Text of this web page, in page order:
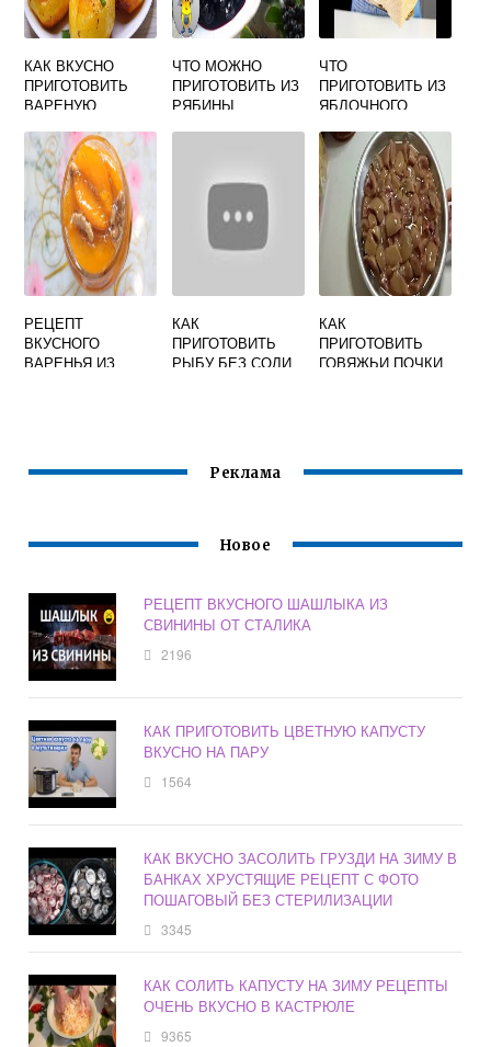
КАК ВКУСНО
ПРИГОТОВИТЬ
ВАРЕНУЮ
ДУХОВКЕ
ЧТО МОЖНО
ПРИГОТОВИТЬ ИЗ
РЯБИНЫ
УСЛОВИЯХ
БЫСТРО И
ВКУСНО
ЧТО
ПРИГОТОВИТЬ ИЗ
ЯБЛОЧНОГО
В ДОМАШНИХ
УСЛОВИЯХ
БЫСТРО И
ВКУСНО
РЕЦЕПТ
ВКУСНОГО
ВАРЕНЬЯ ИЗ
КАК
ПРИГОТОВИТЬ
РЫБУ БЕЗ СОЛИ
КАК
ПРИГОТОВИТЬ
ГОВЯЖЬИ ПОЧКИ
Реклама
Новое
РЕЦЕПТ ВКУСНОГО ШАШЛЫКА ИЗ
СВИНИНЫ ОТ СТАЛИКА
2196
КАК ПРИГОТОВИТЬ ЦВЕТНУЮ КАПУСТУ
ВКУСНО НА ПАРУ
1564
КАК ВКУСНО ЗАСОЛИТЬ ГРУЗДИ НА ЗИМУ В
БАНКАХ ХРУСТЯЩИЕ РЕЦЕПТ С ФОТО
ПОШАГОВЫЙ БЕЗ СТЕРИЛИЗАЦИИ
3345
КАК СОЛИТЬ КАПУСТУ НА ЗИМУ РЕЦЕПТЫ
ОЧЕНЬ ВКУСНО В КАСТРЮЛЕ
9365